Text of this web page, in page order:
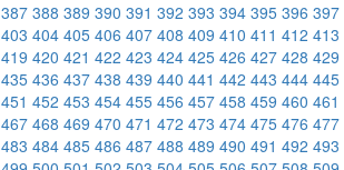
387 388 389 390 391 392 393 394 395 396 397
403 404 405 406 407 408 409 410 411 412 413
419 420 421 422 423 424 425 426 427 428 429
435 436 437 438 439 440 441 442 443 444 445
451 452 453 454 455 456 457 458 459 460 461
467 468 469 470 471 472 473 474 475 476 477
483 484 485 486 487 488 489 490 491 492 493